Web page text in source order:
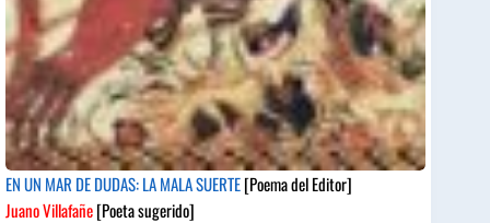
EN UN MAR DE DUDAS: LA MALA SUERTE[Poema del Editor]
Juano Villafañe[Poeta sugerido]